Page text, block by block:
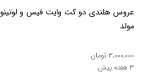
عروس هلندی دو کت وایت فیس و لوتینو
مولد
۳,۰۰۰,۰۰۰ تومان
۳ هفته پیش